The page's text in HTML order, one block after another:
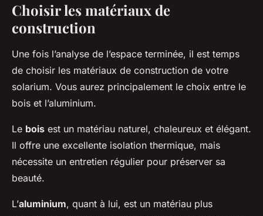
Choisir les matériaux de
construction
Une fois l’analyse de l’espace terminée, il est temps
de choisir les matériaux de construction de votre
solarium. Vous aurez principalement le choix entre le
bois et l’aluminium.
Le bois est un matériau naturel, chaleureux et élégant.
Il offre une excellente isolation thermique, mais
nécessite un entretien régulier pour préserver sa
beauté.
L’aluminium, quant à lui, est un matériau plus